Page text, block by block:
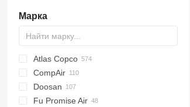
Марка
PDS
Atlas Copco
DrillAir
E-Air
GA
XAS
PDP
PA
C-series
M-series
CPS
CompAir
C-series
DLT
SC
F2L912
Doosan
B-series
Fu Promise Air